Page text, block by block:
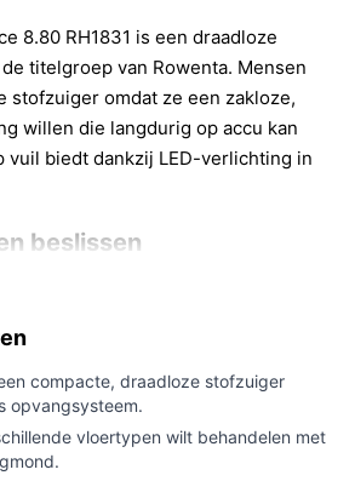
8.80 RH1831 is een draadloze
titelgroep van Rowenta. Mensen
stofzuiger omdat ze een zakloze,
willen die langdurig op accu kan
vuil biedt dankzij LED-verlichting in
beslissen
LED-verlichting in de zuigmond
bij schoonmaken.
je een apparaat met HEPA-filter
als je prioriteit geeft aan een grotere
dan 0,44 liter.
compacte, draadloze stofzuiger
opvangsysteem.
vloertypen wilt behandelen met